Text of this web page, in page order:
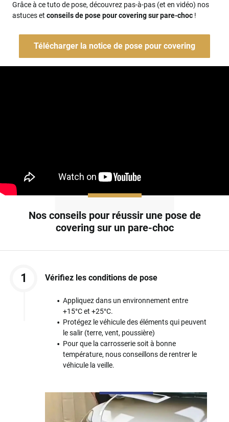
Grâce à ce tuto de pose, découvrez pas-à-pas (et en vidéo) nos
astuces et conseils de pose pour covering sur pare-choc !
Télécharger la notice de pose pour covering
Nos conseils pour réussir une pose de
covering sur un pare-choc
1 Vérifiez les conditions de pose
Appliquez dans un environnement entre
+15°C et +25°C.
Protégez le véhicule des éléments qui peuvent
le salir (terre, vent, poussière)
Pour que la carrosserie soit à bonne
température, nous conseillons de rentrer le
véhicule la veille.